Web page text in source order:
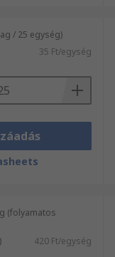
/ 25 egység)
35 Ft/egység
(folyamatos
420 Ft/egység